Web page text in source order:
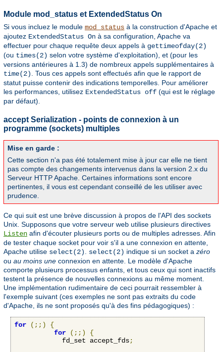
Module mod_status et ExtendedStatus On
Si vous incluez le module mod_status à la construction d'Apache et
ajoutez ExtendedStatus On à sa configuration, Apache va
effectuer pour chaque requête deux appels à gettimeofday(2)
(ou times(2) selon votre système d'exploitation), et (pour les
versions antérieures à 1.3) de nombreux appels supplémentaires à
time(2)
. Tous ces appels sont effectués afin que le rapport de
statut puisse contenir des indications temporelles. Pour améliorer
les performances, utilisez ExtendedStatus off (qui est le réglage
par défaut).
accept Serialization - points de connexion à un
programme (sockets) multiples
Mise en garde :
Cette section n'a pas été totalement mise à jour car elle ne tient
pas compte des changements intervenus dans la version 2.x du
Serveur HTTP Apache. Certaines informations sont encore
pertinentes, il vous est cependant conseillé de les utiliser avec
prudence.
Ce qui suit est une brève discussion à propos de l'API des sockets
Unix. Supposons que votre serveur web utilise plusieurs directives
Listen afin d'écouter plusieurs ports ou de multiples adresses. Afin
de tester chaque socket pour voir s'il a une connexion en attente,
Apache utilise select(2). select(2) indique si un socket a zéro
ou au moins une connexion en attente. Le modèle d'Apache
comporte plusieurs processus enfants, et tous ceux qui sont inactifs
testent la présence de nouvelles connexions au même moment.
Une implémentation rudimentaire de ceci pourrait ressembler à
l'exemple suivant (ces exemples ne sont pas extraits du code
d'Apache, ils ne sont proposés qu'à des fins pédagogiques) :
for (;;)
{
for
(;;)
{
            fd_set accept_fds
;